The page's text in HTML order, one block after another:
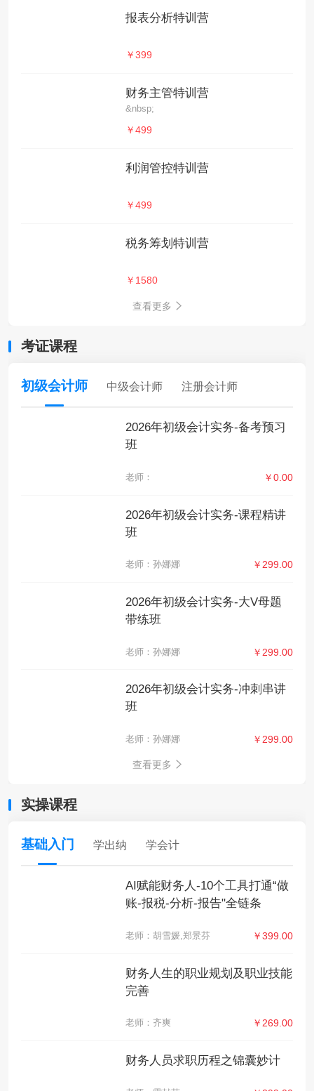
报表分析特训营
￥399
财务主管特训营
&nbsp;
￥499
利润管控特训营
￥499
税务筹划特训营
￥1580
查看更多
考证课程
初级会计师 中级会计师 注册会计师
2026年初级会计实务-备考预习
班
老师： ￥0.00
2026年初级会计实务-课程精讲
班
老师：孙娜娜 ￥299.00
2026年初级会计实务-大V母题
带练班
老师：孙娜娜 ￥299.00
2026年初级会计实务-冲刺串讲
班
老师：孙娜娜 ￥299.00
查看更多
实操课程
基础入门 学出纳 学会计
AI赋能财务人-10个工具打通“做
账-报税-分析-报告"全链条
老师：胡雪媛,郑景芬 ￥399.00
财务人生的职业规划及职业技能
完善
老师：齐爽 ￥269.00
财务人员求职历程之锦囊妙计